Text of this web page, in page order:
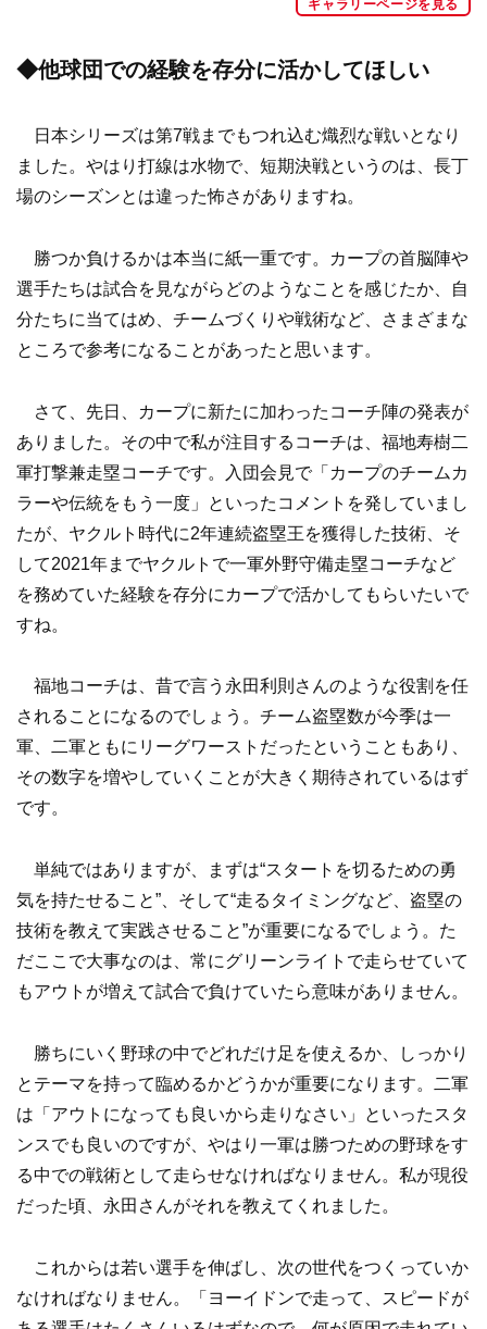
ギャラリーページを見る
◆他球団での経験を存分に活かしてほしい
日本シリーズは第7戦までもつれ込む熾烈な戦いとなり
ました。やはり打線は水物で、短期決戦というのは、長丁
場のシーズンとは違った怖さがありますね。
勝つか負けるかは本当に紙一重です。カープの首脳陣や
選手たちは試合を見ながらどのようなことを感じたか、自
分たちに当てはめ、チームづくりや戦術など、さまざまな
ところで参考になることがあったと思います。
さて、先日、カープに新たに加わったコーチ陣の発表が
ありました。その中で私が注目するコーチは、福地寿樹二
軍打撃兼走塁コーチです。入団会見で「カープのチームカ
ラーや伝統をもう一度」といったコメントを発していまし
たが、ヤクルト時代に2年連続盗塁王を獲得した技術、そ
して2021年までヤクルトで一軍外野守備走塁コーチなど
を務めていた経験を存分にカープで活かしてもらいたいで
すね。
福地コーチは、昔で言う永田利則さんのような役割を任
されることになるのでしょう。チーム盗塁数が今季は一
軍、二軍ともにリーグワーストだったということもあり、
その数字を増やしていくことが大きく期待されているはず
です。
単純ではありますが、まずは“スタートを切るための勇
気を持たせること”、そして“走るタイミングなど、盗塁の
技術を教えて実践させること”が重要になるでしょう。た
だここで大事なのは、常にグリーンライトで走らせていて
もアウトが増えて試合で負けていたら意味がありません。
勝ちにいく野球の中でどれだけ足を使えるか、しっかり
とテーマを持って臨めるかどうかが重要になります。二軍
は「アウトになっても良いから走りなさい」といったスタ
ンスでも良いのですが、やはり一軍は勝つための野球をす
る中での戦術として走らせなければなりません。私が現役
だった頃、永田さんがそれを教えてくれました。
これからは若い選手を伸ばし、次の世代をつくっていか
なければなりません。「ヨーイドンで走って、スピードが